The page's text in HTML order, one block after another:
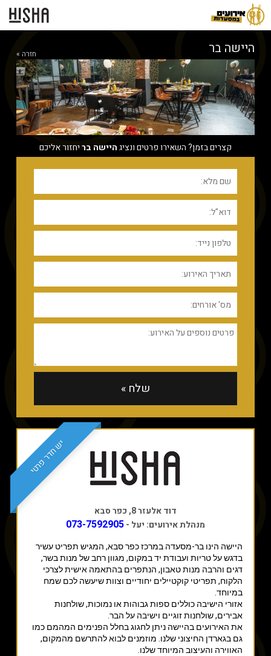
חזרה » היישה בר
קצרים בזמן? השאירו פרטים ונציגהיישה בריחזור אליכם
יש חדר פרטי
דוד אלעזר 8, כפר סבא
מנהלת אירועים: יעל -073-7592905
היישה הינו בר-מסעדה במרכז כפר סבא, המגיש תפריט עשיר
בדגש על טריות ועבודת יד במקום, מגוון רחב של מנות בשר,
דגים והרבה מנות טאבון, הנתפרים בהתאמה אישית לצרכי
הלקוח, תפריטי קוקטיילים יחודיים וצוות שיעשה לכם שמח
במיוחד.
אזורי הישיבה כוללים ספות גבוהות או נמוכות, שולחנות
אבירים, שולחנות זוגיים וישיבה על הבר.
את האירועים בהיישה ניתן לחגוג בחלל הפנימים המהמם כמו
גם בגארדן החיצוני שלנו. מוזמנים לבוא להתרשם מהמקום,
האווירה והעיצוב המיוחד שלנו.